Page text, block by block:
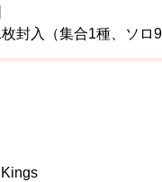
枚封入（集合1種、ソ